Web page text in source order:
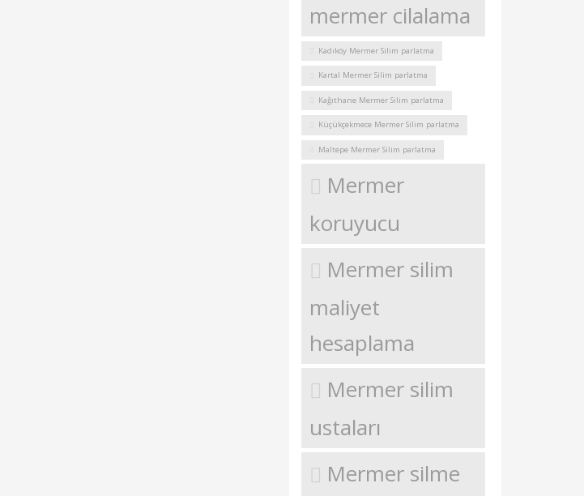
mermer cilalama
Kadıköy Mermer Silim parlatma
Kartal Mermer Silim parlatma
Kağıthane Mermer Silim parlatma
Küçükçekmece Mermer Silim parlatma
Maltepe Mermer Silim parlatma
Mermer
koruyucu
Mermer silim
maliyet
hesaplama
Mermer silim
ustaları
Mermer silme